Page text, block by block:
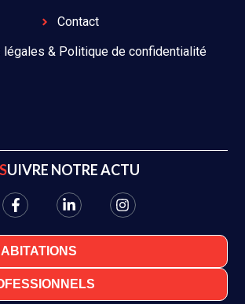
Contact
légales & Politique de confidentialité
SUIVRE NOTRE ACTU